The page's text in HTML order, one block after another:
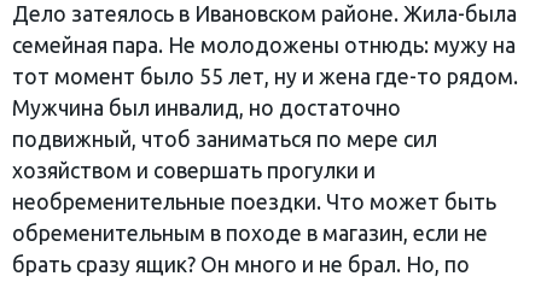
Дело затеялось в Ивановском районе. Жила-была
семейная пара. Не молодожены отнюдь: мужу на
тот момент было 55 лет, ну и жена где-то рядом.
Мужчина был инвалид, но достаточно
подвижный, чтоб заниматься по мере сил
хозяйством и совершать прогулки и
необременительные поездки. Что может быть
обременительным в походе в магазин, если не
брать сразу ящик? Он много и не брал. Но, по